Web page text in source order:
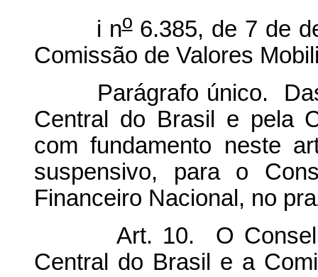
i no6.385, de 7 de
Comissão de Valores
Parágrafo único. Das
Central do Brasil e pela
com fundamento neste
suspensivo, para o
Financeiro Nacional, no
Art. 10. O Conselho
Central do Brasil e a